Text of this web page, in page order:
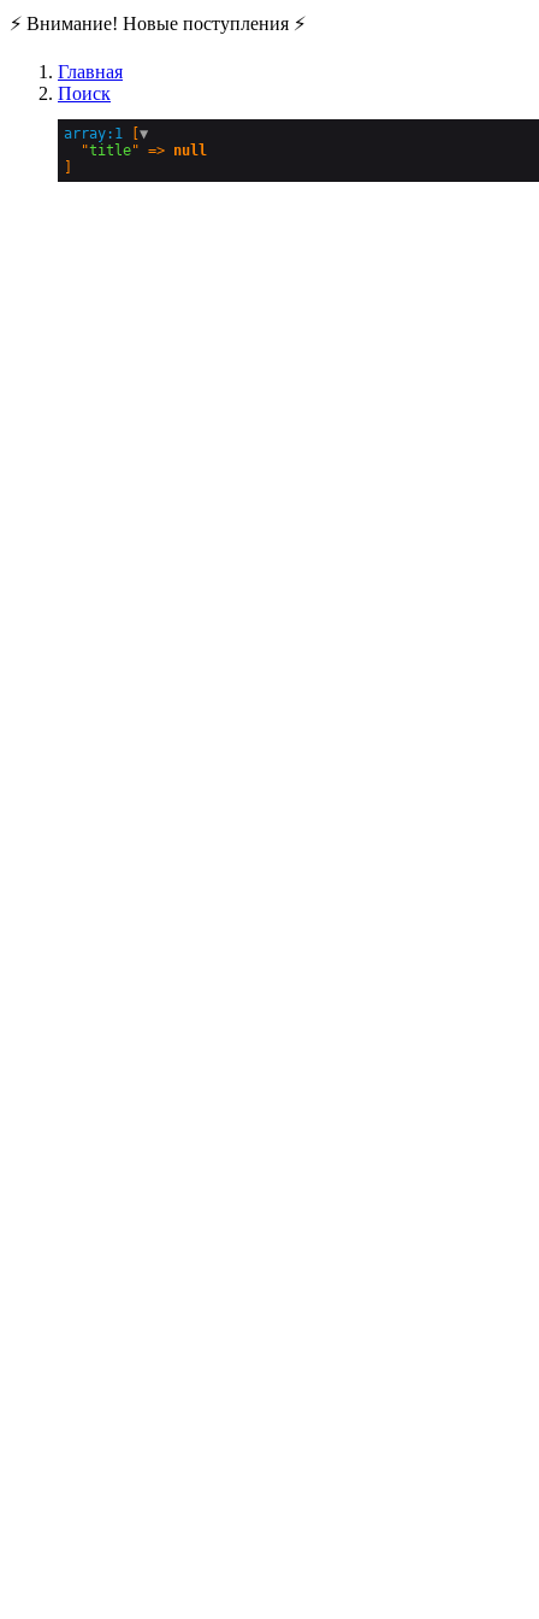
⚡️ Внимание! Новые поступления ⚡️
Главная
Поиск
array:1
▼
  "
title" => null